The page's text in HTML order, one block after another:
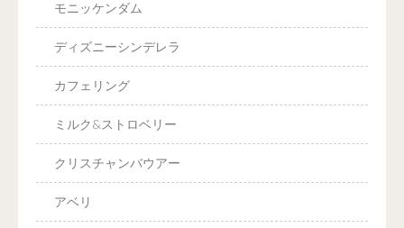
モニッケンダム
ディズニーシンデレラ
カフェリング
ミルク&ストロベリー
クリスチャンバウアー
アベリ